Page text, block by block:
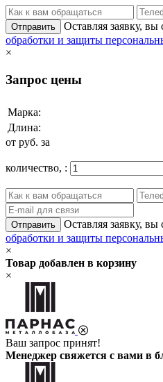
Отправить Оставляя заявку, вы
обработки и защиты
×
Запрос цены
Марка:
Длина:
от руб. за
количество, :
Отправить Оставляя заявку, вы
обработки и защиты
×
Товар добавлен в корзину
×
Ваш запрос принят!
Менеджер свяжется с вами в